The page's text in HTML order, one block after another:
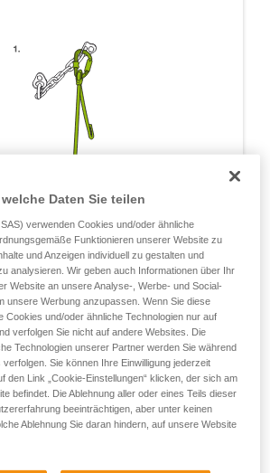
Daten Sie teilen
verwenden Cookies und/oder ähnliche
Funktionieren unserer Website zu
und Anzeigen individuell zu gestalten und
analysieren. Wir geben auch Informationen über Ihr
Website an unsere Analyse-, Werbe- und Social-
unsere Werbung anzupassen. Wenn Sie diese
Cookies und/oder ähnliche Technologien nur auf
verfolgen Sie nicht auf andere Websites. Die
Technologien unserer Partner werden Sie während
Sie können Ihre Einwilligung jederzeit
den Link „Cookie-Einstellungen“ klicken, der sich am
befindet. Die Ablehnung aller oder eines Teils dieser
beeinträchtigen, aber unter keinen
Ablehnung Sie daran hindern, auf unsere Website